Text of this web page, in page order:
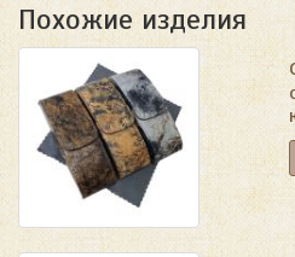
Похожие изделия